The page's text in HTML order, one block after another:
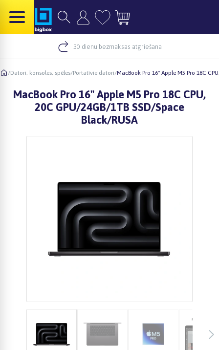
30 dienu bezmaksas atgriešana
/Datori, konsoles, spēles/Portatīvie datori/MacBook Pro 16" Apple M5 Pro 18C
MacBook Pro 16" Apple M5 Pro 18C CPU,
20C GPU/24GB/1TB SSD/Space
Black/RUSA